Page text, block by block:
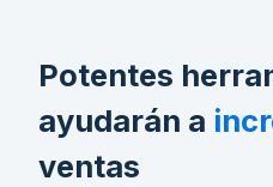
Potentes
ayudarán a
ventas